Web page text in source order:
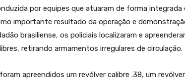
por equipes que atuaram de forma integrada
importante resultado da operação e
brasiliense, os policiais localizaram e
retirando armamentos irregulares de circulação.
apreendidos um revólver calibre .38, um